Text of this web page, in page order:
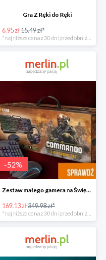
Gra Z Ręki do Ręki
6.95 zł15.49 zł*
*najniższa cena z 30 dni przed obniżką
-52%
Zestaw małego gamera na Święta w super cenie
169.13 zł349.98 zł*